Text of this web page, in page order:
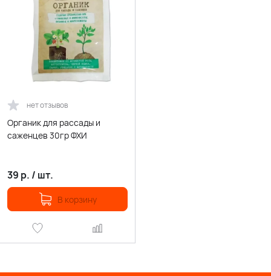
нет отзывов
Органик для рассады и
саженцев 30гр ФХИ
39 р. / шт.
В корзину